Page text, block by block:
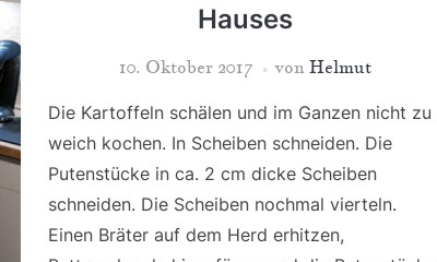
Hauses
10. Oktober 2017 von Helmut
Die Kartoffeln schälen und im Ganzen nicht zu
weich kochen. In Scheiben schneiden. Die
Putenstücke in ca. 2 cm dicke Scheiben
schneiden. Die Scheiben nochmal vierteln.
Einen Bräter auf dem Herd erhitzen,